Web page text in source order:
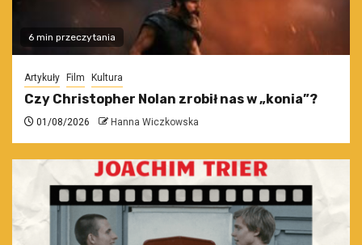
6 min przeczytania
Artykuły Film Kultura
Czy Christopher Nolan zrobił nas w „konia”?
01/08/2026 Hanna Wiczkowska